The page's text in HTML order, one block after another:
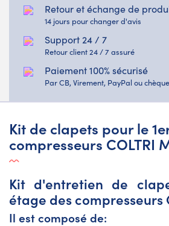
Retour et échange de
14 jours pour changer d'avis
Support 24 / 7
Retour client 24 / 7 assuré
Paiement 100% sécurisé
Par CB, Virement, PayPal ou chèque
Kit de clapets pour le
compresseurs COLTRI
Kit d'entretien de
étage des compresseurs
Il est composé de: